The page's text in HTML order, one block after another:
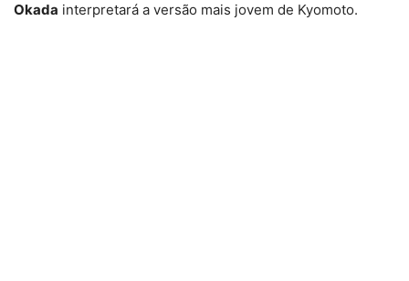
Okada interpretará a versão mais jovem de Kyomoto.